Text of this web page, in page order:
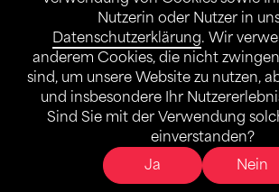
Nutzerin oder Nutzer in
Datenschutzerklärung. Wir
anderem Cookies, die nicht
sind, um unsere Website zu nutzen,
und insbesondere Ihr
Sind Sie mit der Verwendung
einverstanden?
Ja
Nein